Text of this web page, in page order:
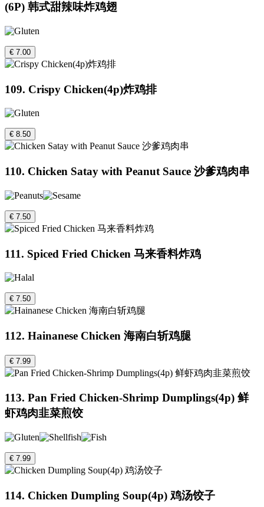
(6P) 韩式甜辣味炸鸡翅
€ 7.00
109. Crispy Chicken(4p)炸鸡排
€ 8.50
110. Chicken Satay with Peanut Sauce 沙爹鸡肉串
€ 7.50
111. Spiced Fried Chicken 马来香料炸鸡
€ 7.50
112. Hainanese Chicken 海南白斩鸡腿
€ 7.99
113. Pan Fried Chicken-Shrimp Dumplings(4p) 鲜
虾鸡肉韭菜煎饺
€ 7.99
114. Chicken Dumpling Soup(4p) 鸡汤饺子